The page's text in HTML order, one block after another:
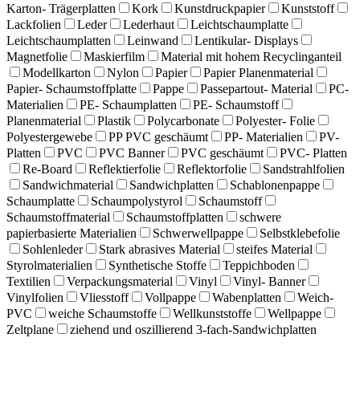
Karton- Trägerplatten
Kork Kunstdruckpapier
Kunststoff
Lackfolien
Leder Lederhaut
Leichtschaumplatte
Leichtschaumplatten
Leinwand
Lentikular- Displays
Magnetfolie
Maskierfilm
Material mit hohem Recyclinganteil
Modellkarton
Nylon Papier
Papier Planenmaterial
Papier- Schaumstoffplatte
Pappe Passepartout- Material
PC-
Materialien
PE- Schaumplatten
PE- Schaumstoff
Planenmaterial
Plastik Polycarbonate
Polyester- Folie
Polyestergewebe
PP PVC geschäumt PP- Materialien
PV-
Platten
PVC PVC Banner PVC geschäumt
PVC- Platten
Re-Board
Reflektierfolie Reflektorfolie
Sandstrahlfolien
Sandwichmaterial
Sandwichplatten
Schablonenpappe
Schaumplatte
Schaumpolystyrol
Schaumstoff
Schaumstoffmaterial
Schaumstoffplatten
schwere
papierbasierte Materialien
Schwerwellpappe
Selbstklebefolie
Sohlenleder
Stark abrasives Material
steifes Material
Styrolmaterialien
Synthetische Stoffe
Teppichboden
Textilien
Verpackungsmaterial Vinyl
Vinyl- Banner
Vinylfolien
Vliesstoff Vollpappe Wabenplatten
Weich-
PVC
weiche Schaumstoffe Wellkunststoffe
Wellpappe
Zeltplane
ziehend und oszillierend 3-fach-Sandwichplatten